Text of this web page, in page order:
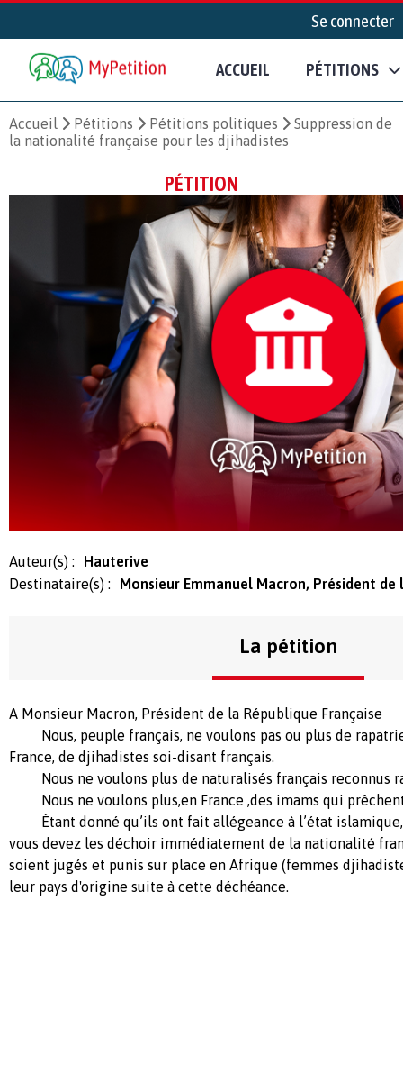
Se connecter
ACCUEIL PÉTITIONS
Accueil Pétitions Pétitions politiques
Suppression de
la nationalité française pour les djihadistes
PÉTITION
Auteur(s) :
Hauterive
Destinataire(s) :
Monsieur Emmanuel Macron, Président
La pétition
A Monsieur Macron, Président de la République Française
Nous, peuple français, ne voulons pas ou plus de
France, de djihadistes soi-disant français.
Nous ne voulons plus de naturalisés français reconnus
Nous ne voulons plus,en France ,des imams qui
Étant donné qu’ils ont fait allégeance à l’état
vous devez les déchoir immédiatement de la nationalité
soient jugés et punis sur place en Afrique (femmes
leur pays d'origine suite à cette déchéance.